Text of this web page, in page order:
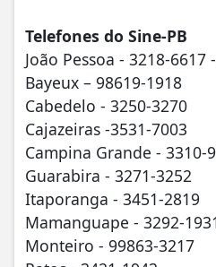
Telefones do Sine-PB
João Pessoa - 3218-6617
Bayeux – 98619-1918
Cabedelo - 3250-3270
Cajazeiras -3531-7003
Campina Grande - 3310-
Guarabira - 3271-3252
Itaporanga - 3451-2819
Mamanguape - 3292-
Monteiro - 99863-3217